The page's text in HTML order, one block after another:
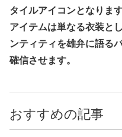
タイルアイコンとなりま
アイテムは単なる衣装と
ンティティを雄弁に語る
確信させます。
おすすめの記事